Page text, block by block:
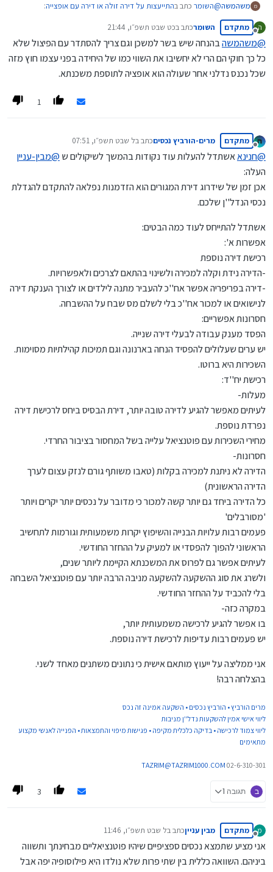
מ משהמשה@השומר כתב בהתייעצות על דירה זולה או דירה עם אופצייה:
הון שתקוע בקירות.
פירושו אפשרויות טובות במשכנתא וזה דבר מאוד חשוב כשמחתנים.
ה
מנותק
מתקדם השומרכתב בכט שבט תשפ״ו, 21:44
נערך לאחרונה על ידי
@משהמשהבהנחה שיש בשר למשכן וגם צריך להסתדר עם הפיצול שלא
כל כך חוקי הם הרי לא יחשיבו את השווי כמו של היחידה בפני עצמו חוץ מזה
שכל נכנס נדלני אחר שעולה הוא אופציה לתוספת משכנתא.
1
מנותק
מתקדם מרים-הורביץ נכסיםכתב בל שבט תשפ״ו, 07:51
נערך לאחרונה על ידי
@חנינאאשתדל להעלות עוד נקודות בהמשך לשיקולים ש@מבין-עניין
העלה:
אכן זמן של שידרוג דירת המגורים הוא הזדמנות נפלאה להתקדם להגדלת
נכסי הנדל''ן שלכם.
אשתדל להתייחס לעוד כמה הבטים:
אפשרות א':
רכישת דירה נוספת
-הדירה נידת וקלה למכירה ולשינוי בהתאם לצרכים ולאפשרויות.
-דירה בפריפריה אפשר אח''כ להעביר מתנה לילדים או לצורך הענקת דירה
לנישואים או למכור אח''כ בלי לשלם מס שבח על ההשבחה.
חסרונות אפשריים:
הפסד מענק עבודה לבעלי דירה שנייה.
יש ערים שעלולים להפסיד הנחה בארנונה וגם תמיכות קהילתיות מסוימות.
השכירות היא ברוטו.
רכישת יח''ד:
מעלות-
לעיתים מאפשר להגיע לדירה טובה יותר, דירת הבסיס ביחס לרכישת דירה
נפרדת נוספת.
מחירי השכירות עם פוטנציאל עלייה בשל המחסור בציבור החרדי.
חסרונות-
הדירה לא ניתנת למכירה בקלות (טאבו משותף גורם לנזק עצום לערך
הדירה הראשונית)
כל הדירה ביחד גם יותר קשה למכור כי מדובר על נכסים יותר יקרים ויותר
'מסורבלים'
פעמים רבות עלויות הבנייה והשיפוץ יקרות משמעותית וגורמות לתחשיב
הראשוני להפוך להפסדי או למעיק על ההחזר החודשי.
לעיתים אפשר גם לפרוס את המשכנתא הקיימת ליותר שנים,
ולשרג את סוג ההשקעה להשקעה מניבה הרבה יותר עם פוטנציאל השבחה
בלי להכביד על ההחזר החודשי.
במקרה כזה-
בו אפשר להגיע לרכישה משמעותית יותר,
יש פעמים רבות עדיפות לרכישת דירה נוספת.
אני ממליצה על ייעוץ מותאם אישית כי נתונים משתנים מאחד לשני.
בהצלחה רבה!
מרים הורביץ • הורביץ נכסים • השקעה אמינה זה נכס
ליווי אישי אמין להשקעות נדל''ן מניבות
ליווי צמוד לרכישה • בדיקה כלכלית מקיפה • פגישות מיפוי והתמצאות • הפנייה לאנשי מקצוע
מתאימים
02-6-310-301
TAZRIM@TAZRIM1000.COM
ב תגובה 1 3
מ
מנותק
מתקדם מבין ענייןכתב בל שבט תשפ״ו, 11:46
נערך לאחרונה על ידי
אני מציע שתמצא נכסים ספציפיים שיהיו פוטנציאליים מבחינתך ותשווה
ביניהם. השוואה כללית בין שתי פרות שלא נולדו היא פילוסופיה יפה אבל